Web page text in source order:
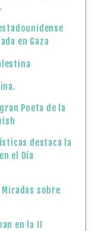
en Gaza
Poeta de la
destaca la
el Día
Miradas sobre
en la II